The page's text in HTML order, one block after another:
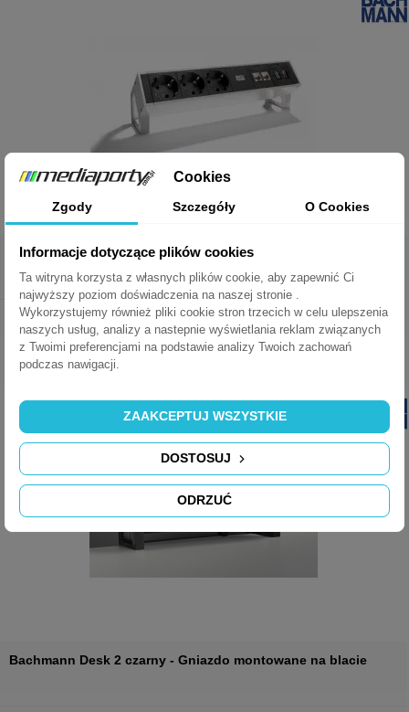
Mediaport Bachmann Desk2 - 3x 230V + 2x RJ45 + HDMI + USB
Index: BD232302RJUSBHDi
3 gniazda schuko + 2 gniazda RJ45 + 1 gniazdo HDMI + 1 gniazdo USB
Bachmann Desk 2 czarny - Gniazdo montowane na blacie
Cookies
Zgody Szczegóły O Cookies
Informacje dotyczące plików cookies
Ta witryna korzysta z własnych plików cookie, aby zapewnić Ci
najwyższy poziom doświadczenia na naszej stronie .
Wykorzystujemy również pliki cookie stron trzecich w celu ulepszenia
naszych usług, analizy a nastepnie wyświetlania reklam związanych
z Twoimi preferencjami na podstawie analizy Twoich zachowań
podczas nawigacji.
ODRZUĆ
DOSTOSUJ
ZAAKCEPTUJ WSZYSTKIE